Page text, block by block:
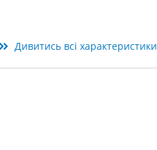
Дивитись всі характеристики